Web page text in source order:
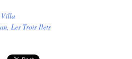
Villa
Les Trois Ilets